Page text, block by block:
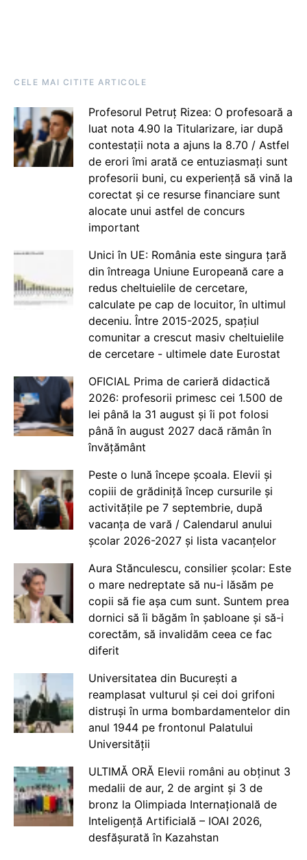
CELE MAI CITITE ARTICOLE
Profesorul Petruț Rizea: O profesoară a
luat nota 4.90 la Titularizare, iar după
contestații nota a ajuns la 8.70 / Astfel
de erori îmi arată ce entuziasmați sunt
profesorii buni, cu experiență să vină la
corectat și ce resurse financiare sunt
alocate unui astfel de concurs
important
Unici în UE: România este singura țară
din întreaga Uniune Europeană care a
redus cheltuielile de cercetare,
calculate pe cap de locuitor, în ultimul
deceniu. Între 2015-2025, spațiul
comunitar a crescut masiv cheltuielile
de cercetare - ultimele date Eurostat
OFICIAL Prima de carieră didactică
2026: profesorii primesc cei 1.500 de
lei până la 31 august și îi pot folosi
până în august 2027 dacă rămân în
învățământ
Peste o lună începe școala. Elevii și
copiii de grădiniță încep cursurile și
activitățile pe 7 septembrie, după
vacanța de vară / Calendarul anului
școlar 2026-2027 și lista vacanțelor
Aura Stănculescu, consilier școlar: Este
o mare nedreptate să nu-i lăsăm pe
copii să fie așa cum sunt. Suntem prea
dornici să îi băgăm în șabloane și să-i
corectăm, să invalidăm ceea ce fac
diferit
Universitatea din București a
reamplasat vulturul și cei doi grifoni
distruși în urma bombardamentelor din
anul 1944 pe frontonul Palatului
Universității
ULTIMĂ ORĂ Elevii români au obținut 3
medalii de aur, 2 de argint și 3 de
bronz la Olimpiada Internațională de
Inteligență Artificială – IOAI 2026,
desfășurată în Kazahstan